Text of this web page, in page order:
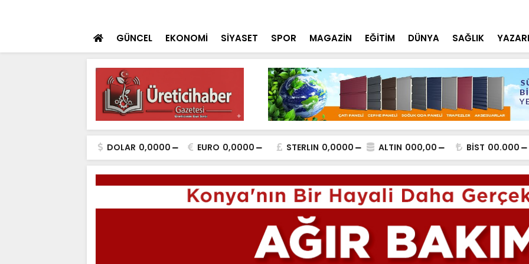
GÜNCEL EKONOMİ SİYASET SPOR MAGAZİN EĞİTİM DÜNYA SAĞLIK
DOLAR 0,0000 EURO 0,0000 STERLIN 0,0000 ALTIN 000,00 BİST 00.000